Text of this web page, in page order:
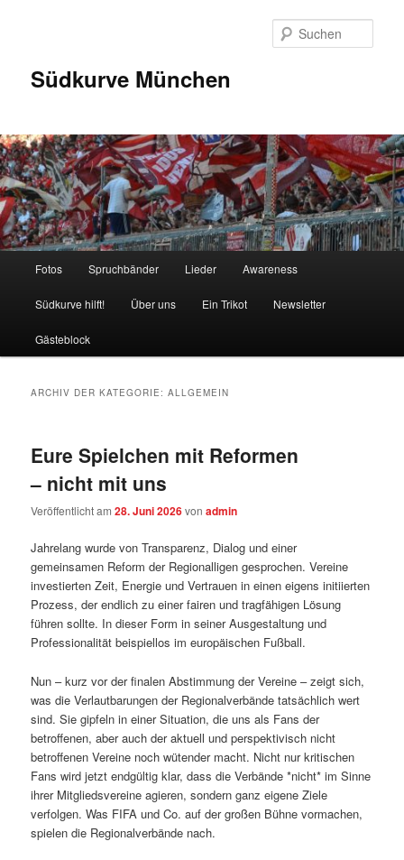
Südkurve München
Fotos Spruchbänder Lieder Awareness
Südkurve hilft! Über uns Ein Trikot Newsletter
Gästeblock
ARCHIV DER KATEGORIE:ALLGEMEIN
Eure Spielchen mit Reformen
– nicht mit uns
Veröffentlicht am28. Juni 2026vonadmin
Jahrelang wurde von Transparenz, Dialog und einer
gemeinsamen Reform der Regionalligen gesprochen. Vereine
investierten Zeit, Energie und Vertrauen in einen eigens initiierten
Prozess, der endlich zu einer fairen und tragfähigen Lösung
führen sollte. In dieser Form in seiner Ausgestaltung und
Professionalität beispiellos im europäischen Fußball.
Nun – kurz vor der finalen Abstimmung der Vereine – zeigt sich,
was die Verlautbarungen der Regionalverbände tatsächlich wert
sind. Sie gipfeln in einer Situation, die uns als Fans der
betroffenen, aber auch der aktuell und perspektivisch nicht
betroffenen Vereine noch wütender macht. Nicht nur kritischen
Fans wird jetzt endgültig klar, dass die Verbände *nicht* im Sinne
ihrer Mitgliedsvereine agieren, sondern ganz eigene Ziele
verfolgen. Was FIFA und Co. auf der großen Bühne vormachen,
spielen die Regionalverbände nach.